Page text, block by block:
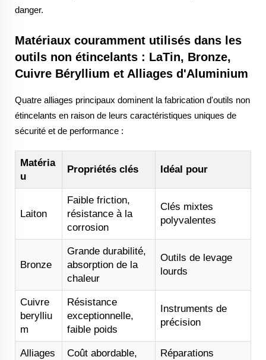
danger.
Matériaux couramment utilisés dans les
outils non étincelants : LaTin, Bronze,
Cuivre Béryllium et Alliages d'Aluminium
Quatre alliages principaux dominent la fabrication d'outils non
étincelants en raison de leurs caractéristiques uniques de
sécurité et de performance :
Matéria
u
Propriétés clés Idéal pour
Laiton
Faible friction,
résistance à la
corrosion
Clés mixtes
polyvalentes
Bronze
Grande durabilité,
absorption de la
chaleur
Outils de levage
lourds
Cuivre
berylliu
m
Résistance
exceptionnelle,
faible poids
Instruments de
précision
Alliages
Coût abordable,
Réparations